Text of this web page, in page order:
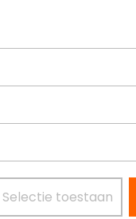
Selectie toestaan